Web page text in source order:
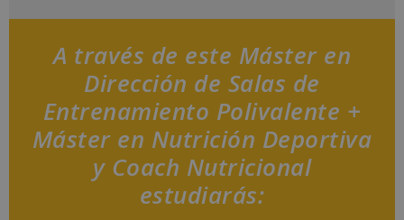
A través de este Máster en
Dirección de Salas de
Entrenamiento Polivalente +
Máster en Nutrición Deportiva
y Coach Nutricional
estudiarás: